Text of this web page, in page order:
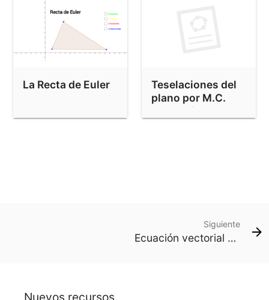
La Recta de Euler
Teselaciones del
plano por M.C.
Escher /
Siguiente
Ecuación vectorial de la recta
Nuevos recursos